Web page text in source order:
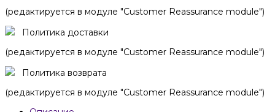
(редактируется в модуле "Customer Reassurance module")
Политика доставки
(редактируется в модуле "Customer Reassurance module")
Политика возврата
(редактируется в модуле "Customer Reassurance module")